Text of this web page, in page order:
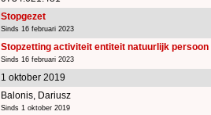
Stopgezet
Sinds 16 februari 2023
Stopzetting activiteit entiteit natuurlijk persoon
Sinds 16 februari 2023
1 oktober 2019
Balonis, Dariusz
Sinds 1 oktober 2019